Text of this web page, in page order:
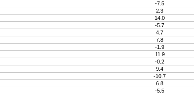
-7.5
2.3
14.0
-5.7
4.7
7.8
-1.9
11.9
-0.2
9.4
-10.7
6.8
-5.5